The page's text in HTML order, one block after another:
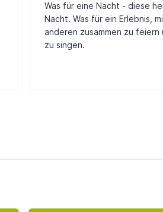
Was für eine Nacht - diese
Nacht. Was für ein Erlebnis,
anderen zusammen zu feiern
zu singen.